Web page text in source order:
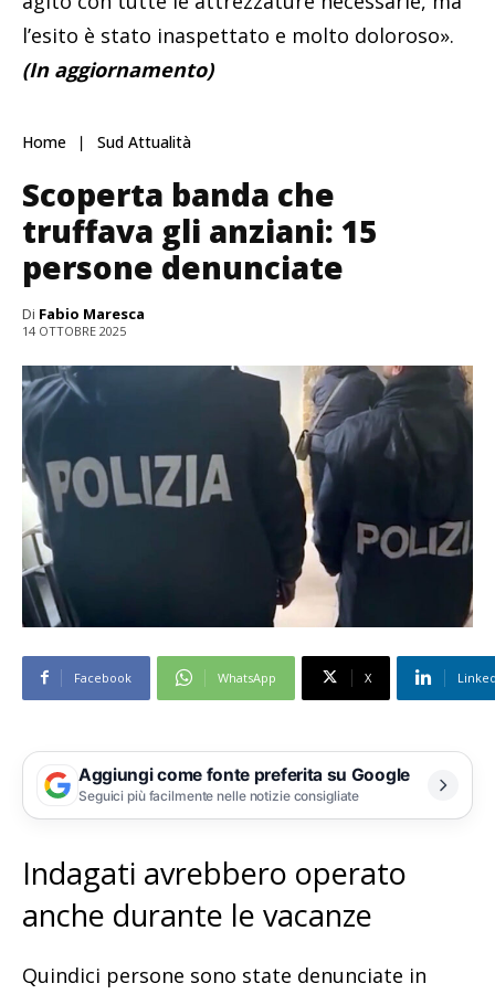
l’esito è stato inaspettato e molto doloroso».
(In aggiornamento)
Home Sud Attualità
Scoperta banda che
truffava gli anziani: 15
persone denunciate
Di Fabio Maresca
14 OTTOBRE 2025
Facebook WhatsApp X
Aggiungi come fonte preferita su Google
Seguici più facilmente nelle notizie consigliate
Indagati avrebbero operato
anche durante le vacanze
Quindici persone sono state denunciate in